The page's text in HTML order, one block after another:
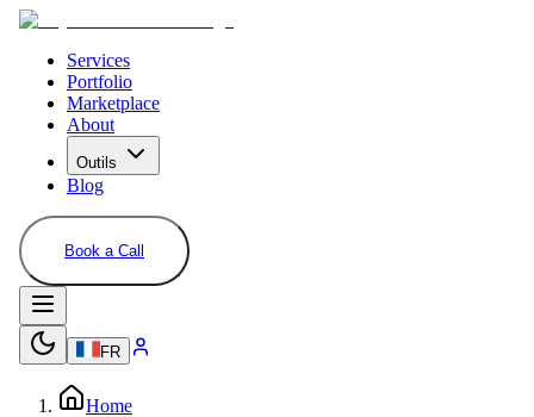
Services
Portfolio
Marketplace
About
Outils
Blog
Book a Call
FR
Home